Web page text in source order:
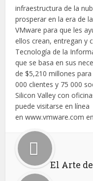
infraestructura de la
prosperar en la era de
VMware para que les
ellos crean, entregan y
Tecnología de la
que se basa en sus
de $5,210 millones
000 clientes y 75 000
Silicon Valley con
puede visitarse en línea
en www.vmware.com
El Arte